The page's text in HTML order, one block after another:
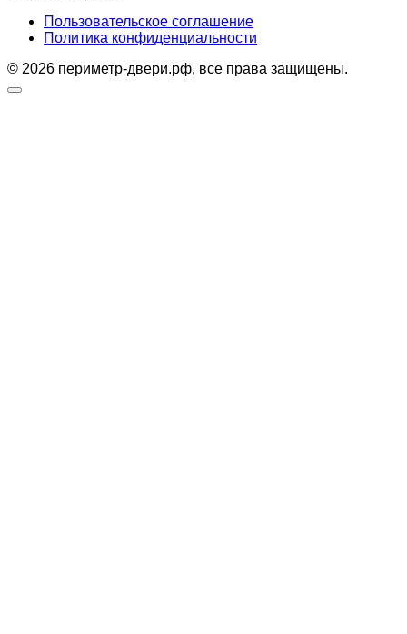
Пользовательское соглашение
Политика конфиденциальности
© 2026 периметр-двери.рф, все права защищены.